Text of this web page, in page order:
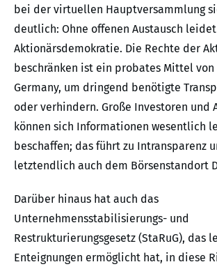
bei der virtuellen Hauptversammlung
deutlich: Ohne offenen Austausch
Aktionärsdemokratie. Die Rechte der
beschränken ist ein probates Mittel von
Germany, um dringend benötigte
oder verhindern. Große Investoren und
können sich Informationen wesentlich
beschaffen; das führt zu Intransparenz
letztendlich auch dem Börsenstandort
Darüber hinaus hat auch das
Unternehmensstabilisierungs- und
Restrukturierungsgesetz (StaRuG), das
Enteignungen ermöglicht hat, in diese